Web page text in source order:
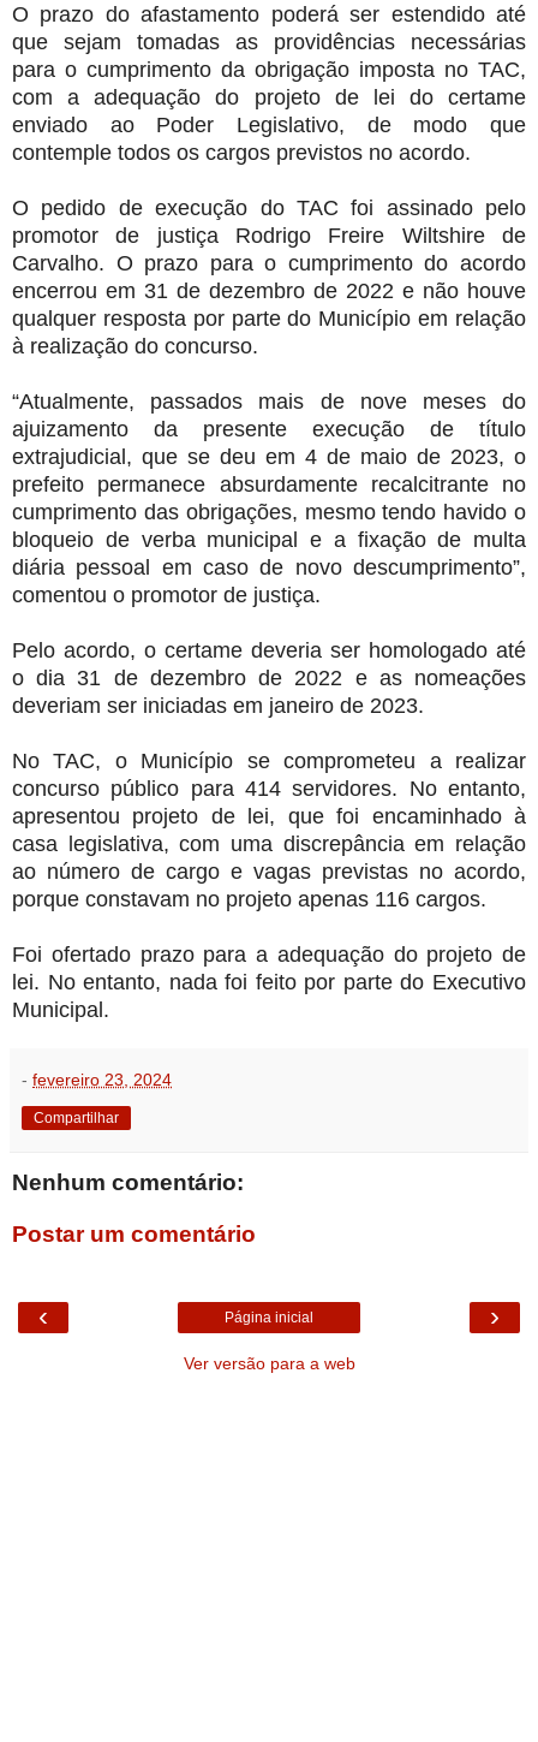
O prazo do afastamento poderá ser estendido até
que sejam tomadas as providências necessárias
para o cumprimento da obrigação imposta no TAC,
com a adequação do projeto de lei do certame
enviado ao Poder Legislativo, de modo que
contemple todos os cargos previstos no acordo.
O pedido de execução do TAC foi assinado pelo
promotor de justiça Rodrigo Freire Wiltshire de
Carvalho. O prazo para o cumprimento do acordo
encerrou em 31 de dezembro de 2022 e não houve
qualquer resposta por parte do Município em relação
à realização do concurso.
“Atualmente, passados mais de nove meses do
ajuizamento da presente execução de título
extrajudicial, que se deu em 4 de maio de 2023, o
prefeito permanece absurdamente recalcitrante no
cumprimento das obrigações, mesmo tendo havido o
bloqueio de verba municipal e a fixação de multa
diária pessoal em caso de novo descumprimento”,
comentou o promotor de justiça.
Pelo acordo, o certame deveria ser homologado até
o dia 31 de dezembro de 2022 e as nomeações
deveriam ser iniciadas em janeiro de 2023.
No TAC, o Município se comprometeu a realizar
concurso público para 414 servidores. No entanto,
apresentou projeto de lei, que foi encaminhado à
casa legislativa, com uma discrepância em relação
ao número de cargo e vagas previstas no acordo,
porque constavam no projeto apenas 116 cargos.
Foi ofertado prazo para a adequação do projeto de
lei. No entanto, nada foi feito por parte do Executivo
Municipal.
- fevereiro 23, 2024
Compartilhar
Nenhum comentário:
Postar um comentário
‹ ›
Página inicial
Ver versão para a web